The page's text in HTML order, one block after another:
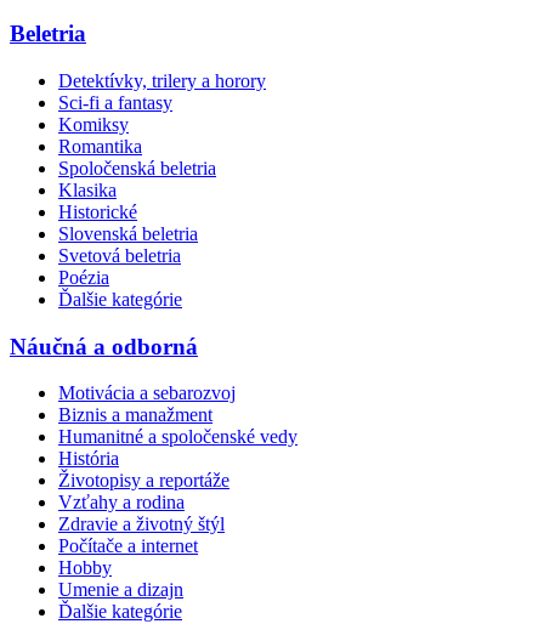
Beletria
Detektívky, trilery a horory
Sci-fi a fantasy
Komiksy
Romantika
Spoločenská beletria
Klasika
Historické
Slovenská beletria
Svetová beletria
Poézia
Ďalšie kategórie
Náučná a odborná
Motivácia a sebarozvoj
Biznis a manažment
Humanitné a spoločenské vedy
História
Životopisy a reportáže
Vzťahy a rodina
Zdravie a životný štýl
Počítače a internet
Hobby
Umenie a dizajn
Ďalšie kategórie